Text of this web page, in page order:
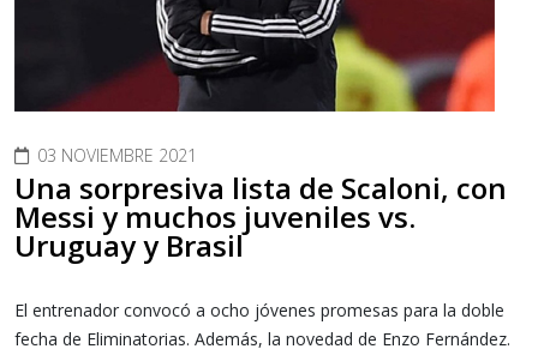
03 NOVIEMBRE 2021
Una sorpresiva lista de Scaloni, con
Messi y muchos juveniles vs.
Uruguay y Brasil
El entrenador convocó a ocho jóvenes promesas para la doble
fecha de Eliminatorias. Además, la novedad de Enzo Fernández.